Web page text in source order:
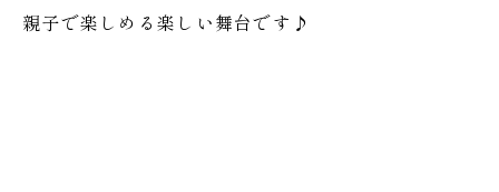
親子で楽しめる楽しい舞台です♪